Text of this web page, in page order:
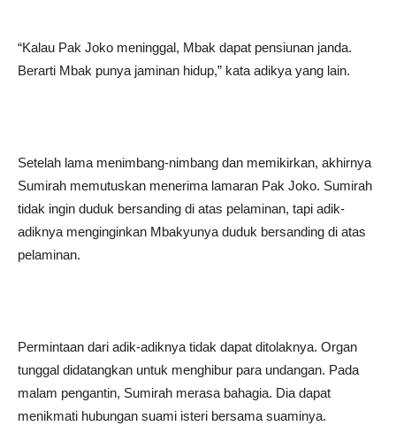
“Kalau Pak Joko meninggal, Mbak dapat pensiunan janda.
Berarti Mbak punya jaminan hidup,” kata adikya yang lain.
Setelah lama menimbang-nimbang dan memikirkan, akhirnya
Sumirah memutuskan menerima lamaran Pak Joko. Sumirah
tidak ingin duduk bersanding di atas pelaminan, tapi adik-
adiknya menginginkan Mbakyunya duduk bersanding di atas
pelaminan.
Permintaan dari adik-adiknya tidak dapat ditolaknya. Organ
tunggal didatangkan untuk menghibur para undangan. Pada
malam pengantin, Sumirah merasa bahagia. Dia dapat
menikmati hubungan suami isteri bersama suaminya.